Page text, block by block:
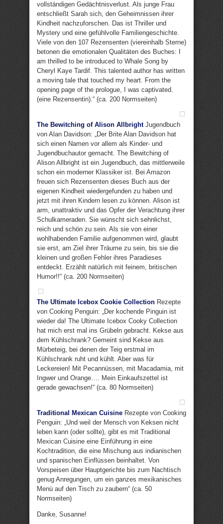
vollständigen Gedächtnisverlust. Als junge Frau
entschließt Sarah sich, den Geheimnissen ihrer
Kindheit nachzuforschen. Das ist Thriller und
Mystery und eine gefühlvolle Familiengeschichte.
Viele von den 107 Rezensenten (viereinhalb Sterne)
betonen die emotionalen Qualitäten des Buches: I
am thrilled to be introduced to Whale Song by
Cheryl Kaye Tardif. This talented author has written
a moving tale that touched my heart. From the
opening page of the prologue, I was captivated.
(eine Rezensentin).“ (ca. 200 Normseiten)
The Bewitching of Alison AllbrightJugendbuch
von Alan Davidson: „Der Brite Alan Davidson hat
sich einen Namen vor allem als Kinder- und
Jugendbuchautor gemacht. The Bewitching of
Alison Allbright ist ein Jugendbuch, das mittlerweile
schon ein moderner Klassiker ist. Bei Amazon
freuen sich Rezensenten dieses Buch aus der
eigenen Kindheit wiedergefunden zu haben und
jetzt mit ihren Kindern lesen zu können. Alison ist
arm, unattraktiv und das Opfer der Verachtung ihrer
Schulkameraden. Sie wünscht sich sehnlichst,
reich und schön zu sein. Als sie von einer
wohlhabenden Familie aufgenommen wird, glaubt
sie erst, am Ziel ihrer Träume zu sein, bis sie die
kleinen und großen Fehler ihres Paradieses
entdeckt. Erzählt natürlich mit feinem, britischen
Humor!!“ (ca. 200 Normseiten)
The Ultimate Icebox Cookie Collection Rezepte
von Cooking Penguin: „Der kochende Pinguin ist
wieder da! The Ultimate Icebox Cooky Collection
hat mich erst mal ins Grübeln gebracht. Kekse aus
dem Kühlschrank? Gemeint sind Kekse aus
Mürbeteig, bei denen der Teig erstmal im
Kühlschrank ruht und kühlt. Aber was für
Leckereien! Mit Pecannüssen, mit Macadamia, mit
Ingwer und Orange…. Mein Einkaufszettel ist
gerade gewachsen!“ (ca. 80 Normseiten)
Traditional Mexican Cuisine Rezepte von Cooking
Penguin: „Und weil der Mensch von Keksen nicht
leben kann (oder sollte), gibt es mit Traditional
Mexican Cuisine eine Einführung in eine
Kochtradition, die eine Mischung aus indianischen
und spanischen Einflüssen beinhaltet. Von
Vorspeisen über Hauptgerichte bis zum Nachtisch
genug Anregungen, um ein ganzes mexikanisches
Menü auf den Tisch zu zaubern“ (ca. 50
Normseiten)
Danke, Susanne!